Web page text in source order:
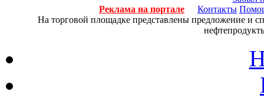
Реклама на портале
Контакты
На торговой площадке представлены предложение и